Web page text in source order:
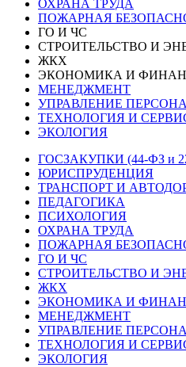
ОХРАНА ТРУДА
ПОЖАРНАЯ
ГО И ЧС
СТРОИТЕЛЬСТВО И
ЖКХ
ЭКОНОМИКА И
МЕНЕДЖМЕНТ
УПРАВЛЕНИЕ
ТЕХНОЛОГИЯ И
ЭКОЛОГИЯ
ГОСЗАКУПКИ (44-ФЗ и
ЮРИСПРУДЕНЦИЯ
ТРАНСПОРТ И
ПЕДАГОГИКА
ПСИХОЛОГИЯ
ОХРАНА ТРУДА
ПОЖАРНАЯ
ГО И ЧС
СТРОИТЕЛЬСТВО И
ЖКХ
ЭКОНОМИКА И
МЕНЕДЖМЕНТ
УПРАВЛЕНИЕ
ТЕХНОЛОГИЯ И
ЭКОЛОГИЯ